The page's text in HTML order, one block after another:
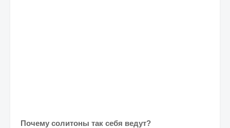
Почему солитоны так себя ведут?